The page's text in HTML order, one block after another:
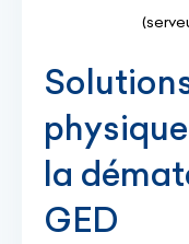
la
GED